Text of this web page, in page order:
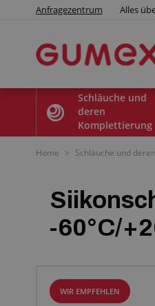
Anfragezentrum Alles
Schläuche und
deren
Komplettierung
Home > Schläuche und
-60°C/
WIR EMPFEHLEN